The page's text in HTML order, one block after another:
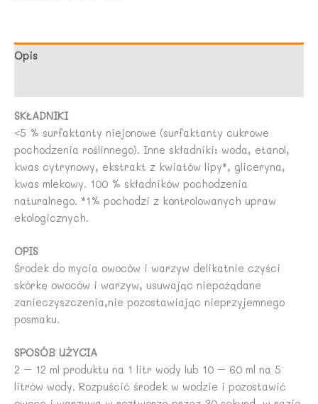
Opis
SKŁADNIKI
<5 % surfaktanty niejonowe (surfaktanty cukrowe
pochodzenia roślinnego). Inne składniki: woda, etanol,
kwas cytrynowy, ekstrakt z kwiatów lipy*, gliceryna,
kwas mlekowy. 100 % składników pochodzenia
naturalnego. *1% pochodzi z kontrolowanych upraw
ekologicznych.
OPIS
Środek do mycia owoców i warzyw delikatnie czyści
skórkę owoców i warzyw, usuwając niepożądane
zanieczyszczenia,nie pozostawiając nieprzyjemnego
posmaku.
SPOSÓB UŻYCIA
2 – 12 ml produktu na 1 litr wody lub 10 – 60 ml na 5
litrów wody. Rozpuścić środek w wodzie i pozostawić